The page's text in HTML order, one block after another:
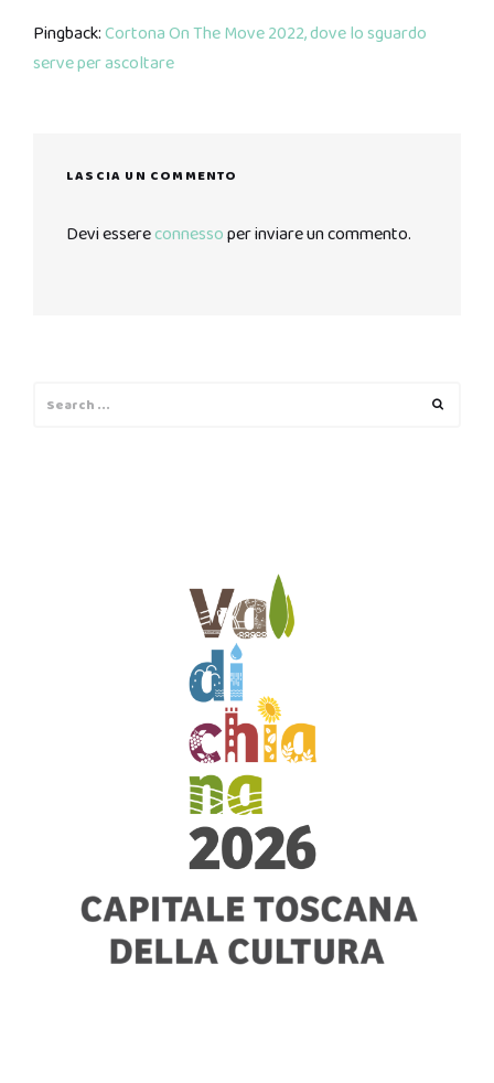
Pingback:Cortona On The Move 2022, dove lo sguardo
serve per ascoltare
LASCIA UN COMMENTO
Devi essereconnessoper inviare un commento.
for: